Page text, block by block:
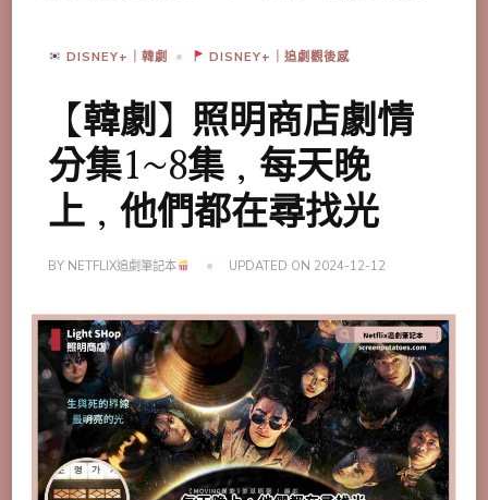
DISNEY+｜韓劇 DISNEY+｜追劇觀後感
【韓劇】照明商店劇情
分集1~8集，每天晚
上，他們都在尋找光
BY NETFLIX追劇筆記本 UPDATED ON 2024-12-12